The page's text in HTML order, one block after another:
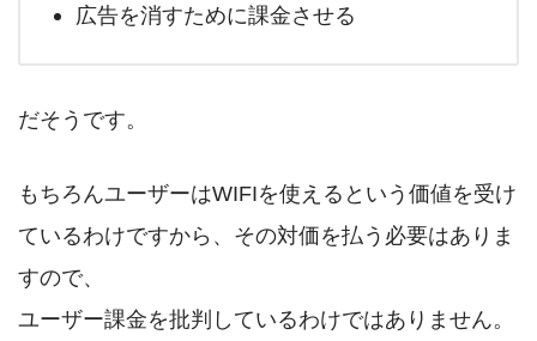
広告を消すために課金させる
だそうです。
もちろんユーザーはWIFIを使えるという価値を受け
ているわけですから、その対価を払う必要はありま
すので、
ユーザー課金を批判しているわけではありません。